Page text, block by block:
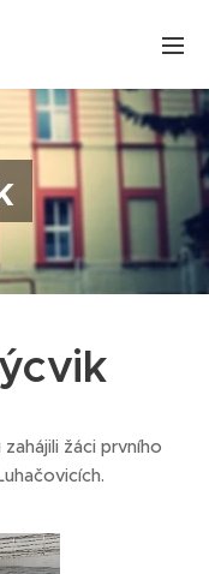
žáci prvního